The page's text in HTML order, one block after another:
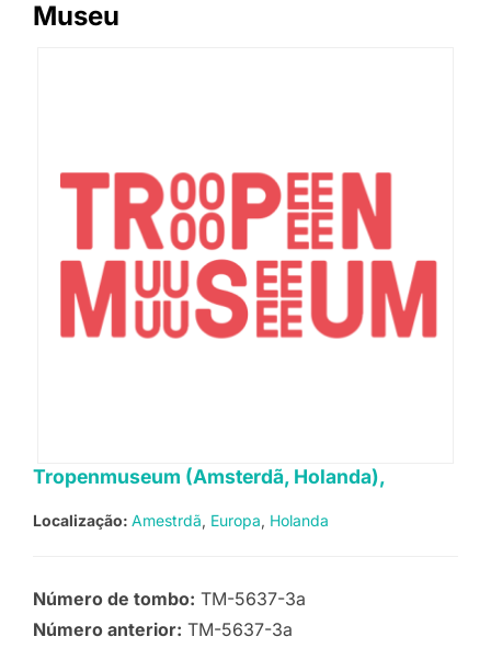
Museu
Tropenmuseum (Amsterdã, Holanda),
Localização: Amestrdã Europa Holanda
Número de tombo: TM-5637-3a
Número anterior: TM-5637-3a